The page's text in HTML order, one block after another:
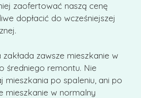
zaofertować naszą cenę
dopłacić do wcześniejszej
zawsze mieszkanie w
średniego remontu. Nie
mieszkania po spaleniu, ani po
mieszkanie w normalny